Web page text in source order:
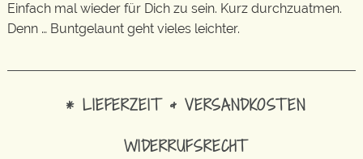
Einfach mal wieder für Dich zu sein. Kurz durchzuatmen.
Denn … Buntgelaunt geht vieles leichter.
* LIEFERZEIT & VERSANDKOSTEN
WIDERRUFSRECHT